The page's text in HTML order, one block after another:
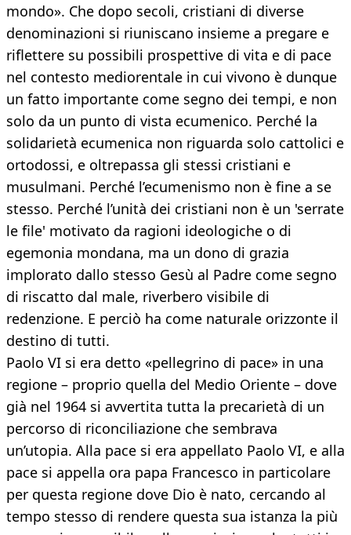
mondo». Che dopo secoli, cristiani di diverse
denominazioni si riuniscano insieme a pregare e
riflettere su possibili prospettive di vita e di pace
nel contesto mediorentale in cui vivono è dunque
un fatto importante come segno dei tempi, e non
solo da un punto di vista ecumenico. Perché la
solidarietà ecumenica non riguarda solo cattolici e
ortodossi, e oltrepassa gli stessi cristiani e
musulmani. Perché l’ecumenismo non è fine a se
stesso. Perché l’unità dei cristiani non è un 'serrate
le file' motivato da ragioni ideologiche o di
egemonia mondana, ma un dono di grazia
implorato dallo stesso Gesù al Padre come segno
di riscatto dal male, riverbero visibile di
redenzione. E perciò ha come naturale orizzonte il
destino di tutti.
Paolo VI si era detto «pellegrino di pace» in una
regione – proprio quella del Medio Oriente – dove
già nel 1964 si avvertita tutta la precarietà di un
percorso di riconciliazione che sembrava
un’utopia. Alla pace si era appellato Paolo VI, e alla
pace si appella ora papa Francesco in particolare
per questa regione dove Dio è nato, cercando al
tempo stesso di rendere questa sua istanza la più